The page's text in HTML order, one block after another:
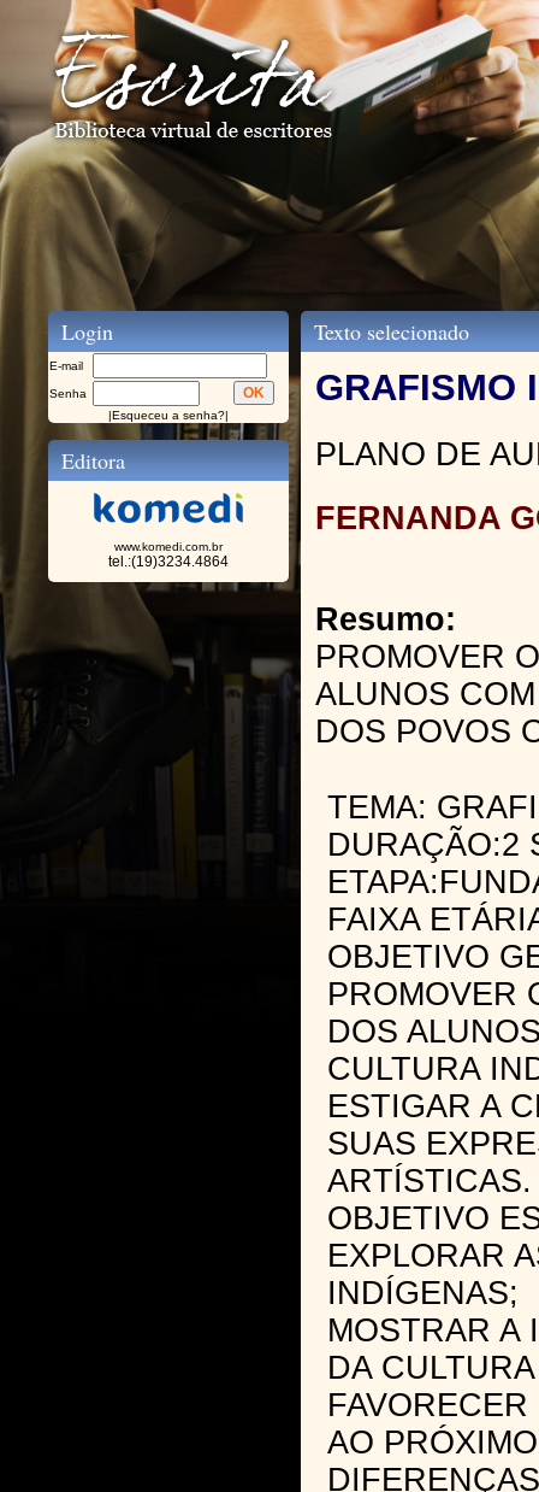
Login
E-mail
Senha
|Esqueceu a senha?|
Editora
www.komedi.com.br
tel.:(19)3234.4864
Texto selecionado
GRAFISMO
PLANO DE
FERNANDA
Resumo:
PROMOVER
ALUNOS
DOS POVOS
TEMA:
DURAÇÃO:2
FAIXA
OBJETIVO
PROMOVER
DOS
CULTURA
ESTIGAR A
SUAS
ARTÍSTICAS.
OBJETIVO
EXPLORAR
INDÍGENAS;
MOSTRAR A
DA
AO